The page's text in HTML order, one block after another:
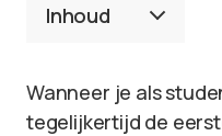
Inhoud
Wanneer je als
tegelijkertijd de